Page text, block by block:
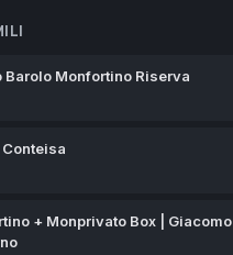
Barolo Monfortino Riserva
+ Monprivato Box | Giacomo